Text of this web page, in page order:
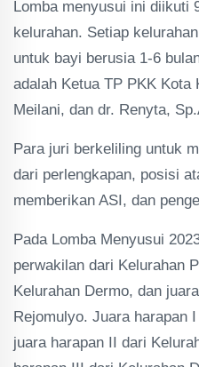
Lomba menyusui ini diikuti
kelurahan. Setiap
untuk bayi berusia 1-6
adalah Ketua TP PKK Kota
Meilani, dan dr. Renyta,
Para juri berkeliling untuk
dari perlengkapan, posisi
memberikan ASI, dan
Pada Lomba Menyusui
perwakilan dari Kelurahan
Kelurahan Dermo, dan
Rejomulyo. Juara harapan
juara harapan II dari